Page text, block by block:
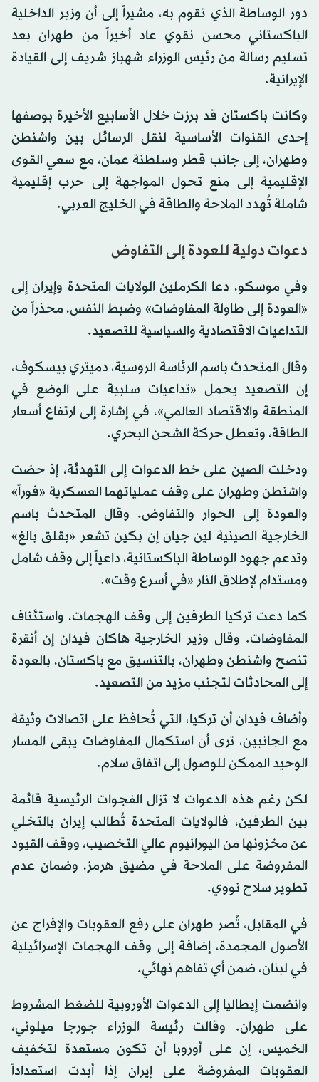
دور الوساطة الذي تقوم به، مشيراً إلى أن وزير الداخلية
الباكستاني محسن نقوي عاد أخيراً من طهران بعد
تسليم رسالة من رئيس الوزراء شهباز شريف إلى القيادة
الإيرانية.
وكانت باكستان قد برزت خلال الأسابيع الأخيرة بوصفها
إحدى القنوات الأساسية لنقل الرسائل بين واشنطن
وطهران، إلى جانب قطر وسلطنة عمان، مع سعي القوى
الإقليمية إلى منع تحول المواجهة إلى حرب إقليمية
شاملة تُهدد الملاحة والطاقة في الخليج العربي.
دعوات دولية للعودة إلى التفاوض
وفي موسكو، دعا الكرملين الولايات المتحدة وإيران إلى
«العودة إلى طاولة المفاوضات» وضبط النفس، محذراً من
التداعيات الاقتصادية والسياسية للتصعيد.
وقال المتحدث باسم الرئاسة الروسية، دميتري بيسكوف،
إن التصعيد يحمل «تداعيات سلبية على الوضع في
المنطقة والاقتصاد العالمي»، في إشارة إلى ارتفاع أسعار
الطاقة، وتعطل حركة الشحن البحري.
ودخلت الصين على خط الدعوات إلى التهدئة، إذ حضت
واشنطن وطهران على وقف عملياتهما العسكرية «فوراً»
والعودة إلى الحوار والتفاوض. وقال المتحدث باسم
الخارجية الصينية لين جيان إن بكين تشعر «بقلق بالغ»
وتدعم جهود الوساطة الباكستانية، داعياً إلى وقف شامل
ومستدام لإطلاق النار «في أسرع وقت».
كما دعت تركيا الطرفين إلى وقف الهجمات، واستئناف
المفاوضات. وقال وزير الخارجية هاكان فيدان إن أنقرة
تنصح واشنطن وطهران، بالتنسيق مع باكستان، بالعودة
إلى المحادثات لتجنب مزيد من التصعيد.
وأضاف فيدان أن تركيا، التي تُحافظ على اتصالات وثيقة
مع الجانبين، ترى أن استكمال المفاوضات يبقى المسار
الوحيد الممكن للوصول إلى اتفاق سلام.
لكن رغم هذه الدعوات لا تزال الفجوات الرئيسية قائمة
بين الطرفين، فالولايات المتحدة تُطالب إيران بالتخلي
عن مخزونها من اليورانيوم عالي التخصيب، ووقف القيود
المفروضة على الملاحة في مضيق هرمز، وضمان عدم
تطوير سلاح نووي.
في المقابل، تُصر طهران على رفع العقوبات والإفراج عن
الأصول المجمدة، إضافة إلى وقف الهجمات الإسرائيلية
في لبنان، ضمن أي تفاهم نهائي.
وانضمت إيطاليا إلى الدعوات الأوروبية للضغط المشروط
على طهران. وقالت رئيسة الوزراء جورجا ميلوني،
الخميس، إن على أوروبا أن تكون مستعدة لتخفيف
العقوبات المفروضة على إيران إذا أبدت استعداداً